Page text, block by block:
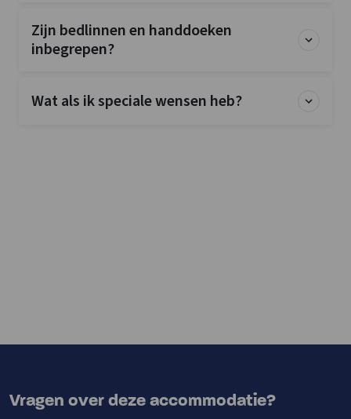
Zijn bedlinnen en handdoeken
inbegrepen?
Wat als ik speciale wensen heb?
Vragen over deze accommodatie?